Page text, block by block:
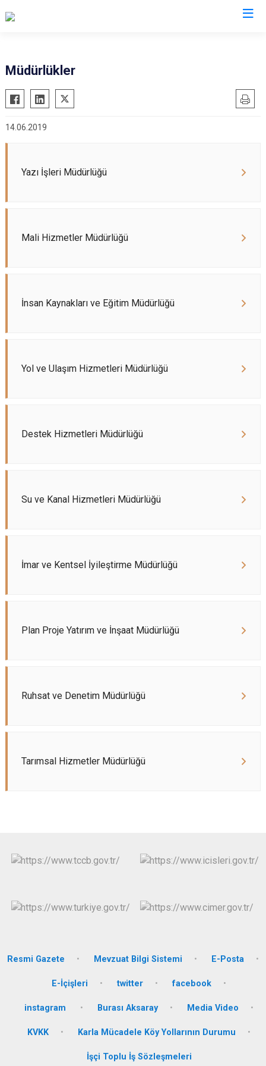
Müdürlükler
14.06.2019
Yazı İşleri Müdürlüğü
Mali Hizmetler Müdürlüğü
İnsan Kaynakları ve Eğitim Müdürlüğü
Yol ve Ulaşım Hizmetleri Müdürlüğü
Destek Hizmetleri Müdürlüğü
Su ve Kanal Hizmetleri Müdürlüğü
İmar ve Kentsel İyileştirme Müdürlüğü
Plan Proje Yatırım ve İnşaat Müdürlüğü
Ruhsat ve Denetim Müdürlüğü
Tarımsal Hizmetler Müdürlüğü
Resmi Gazete Mevzuat Bilgi Sistemi E-Posta
E-İçişleri twitter facebook
instagram Burası Aksaray Media Video
KVKK Karla Mücadele Köy Yollarının Durumu
İşçi Toplu İş Sözleşmeleri